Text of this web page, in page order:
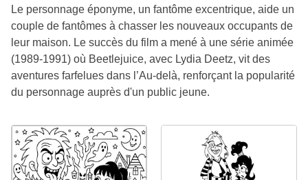
Le personnage éponyme, un fantôme excentrique, aide un
couple de fantômes à chasser les nouveaux occupants de
leur maison. Le succès du film a mené à une série animée
(1989-1991) où Beetlejuice, avec Lydia Deetz, vit des
aventures farfelues dans l’Au-delà, renforçant la popularité
du personnage auprès d'un public jeune.